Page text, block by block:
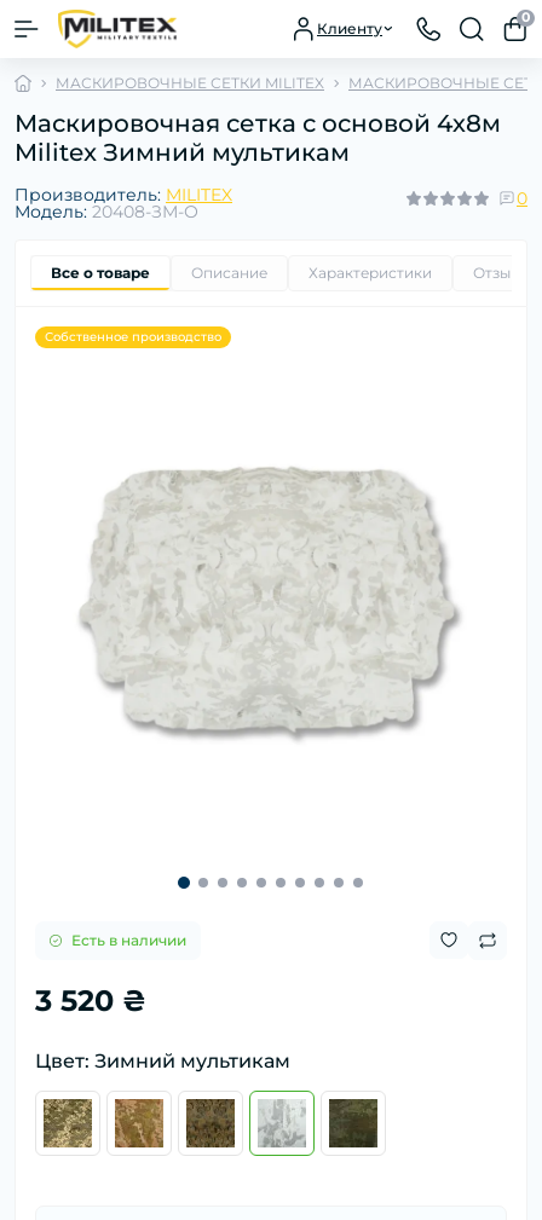
Клиенту
0
МАСКИРОВОЧНЫЕ СЕТКИ MILITEX МАСКИРОВОЧНЫЕ
Маскировочная сетка с основой 4х8м
Militex Зимний мультикам
Производитель: MILITEX
Модель: 20408-ЗМ-О
0
Все о товаре Описание Характеристики Отзывы
Собственное производство
Есть в наличии
3 520 ₴
Цвет: Зимний мультикам